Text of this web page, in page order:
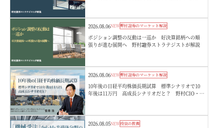
2026.08.06NEW野村證券のマーケット解説
ポジション調整の反動は一巡か 好決算銘柄への順
張りが進む展開へ 野村證券ストラテジストが解説
2026.08.06NEW野村證券のマーケット解説
10年後の日経平均株価長期試算 標準シナリオで10
年後は11万円 高成長シナリオだと？ 野村CIO・宮
2026.08.05NEW投資の教養